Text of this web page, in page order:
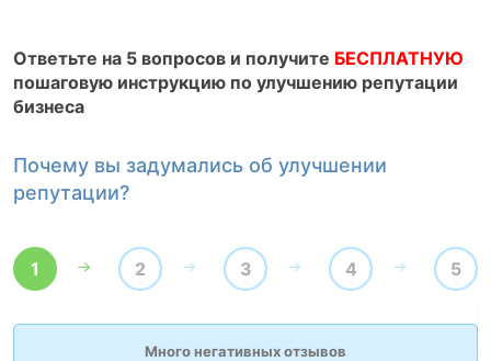
Ответьте на 5 вопросов и получите БЕСПЛАТНУЮ
пошаговую инструкцию по улучшению репутации
бизнеса
Почему вы задумались об улучшении
репутации?
1 2 3 4 5
Много негативных отзывов